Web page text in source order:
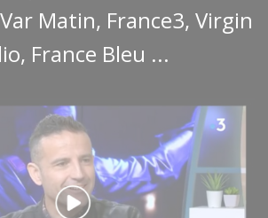
Var Matin, France3, Virgin
, France Bleu ...